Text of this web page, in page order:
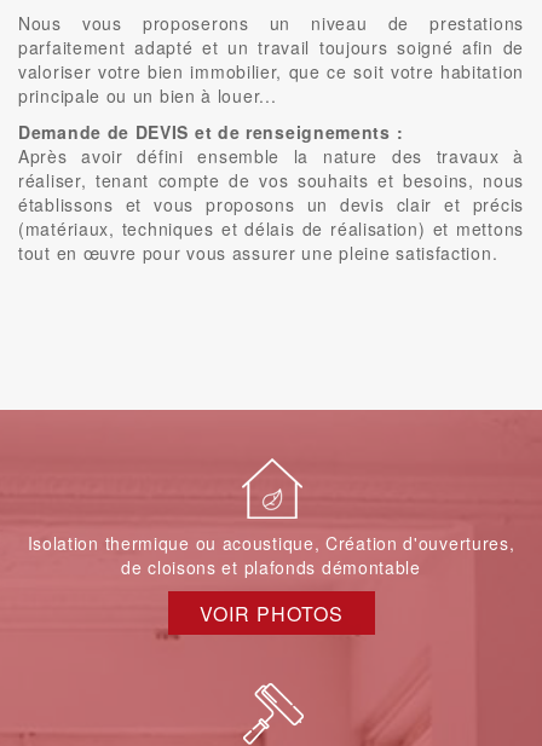
Nous vous proposerons un niveau de prestations
parfaitement adapté et un travail toujours soigné afin de
valoriser votre bien immobilier, que ce soit votre habitation
principale ou un bien à louer...
Demande de DEVIS et de renseignements :
Après avoir défini ensemble la nature des travaux à
réaliser, tenant compte de vos souhaits et besoins, nous
établissons et vous proposons un devis clair et précis
(matériaux, techniques et délais de réalisation) et mettons
tout en œuvre pour vous assurer une pleine satisfaction.
Isolation thermique ou acoustique, Création d'ouvertures,
de cloisons et plafonds démontable
VOIR PHOTOS